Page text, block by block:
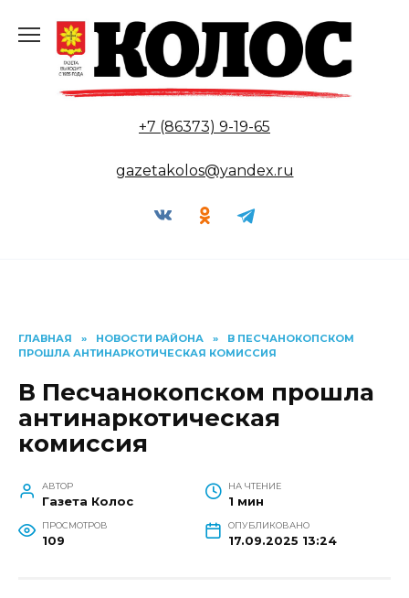
содержанию
+7 (86373) 9-19-65
gazetakolos@yandex.ru
ГЛАВНАЯ » НОВОСТИ РАЙОНА »
В ПЕСЧАНОКОПСКОМ
ПРОШЛА АНТИНАРКОТИЧЕСКАЯ КОМИССИЯ
В Песчанокопском прошла
антинаркотическая
комиссия
АВТОР
Газета Колос
НА ЧТЕНИЕ
1 мин
ПРОСМОТРОВ
109
ОПУБЛИКОВАНО
17.09.2025 13:24